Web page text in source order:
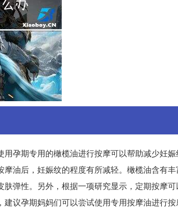
孕期专用的橄榄油进行按摩可以帮助减少妊
油后，妊娠纹的程度有所减轻。橄榄油含有
弹性。另外，根据一项研究显示，定期按摩
议孕期妈妈们可以尝试使用专用按摩油进行